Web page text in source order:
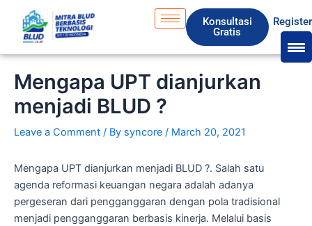
content
Konsultasi
Gratis
Register
Mengapa UPT dianjurkan
menjadi BLUD ?
Leave a Comment / By syncore / March 20, 2021
Mengapa UPT dianjurkan menjadi BLUD ?. Salah satu
agenda reformasi keuangan negara adalah adanya
pergeseran dari pengganggaran dengan pola tradisional
menjadi pengganggaran berbasis kinerja. Melalui basis
c
h